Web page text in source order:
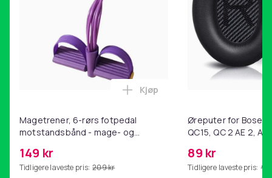
Magetrener, 6-rørs fotpedal
motstandsbånd - mage- og
hjemmegymnastikk Purple
149 kr
Tidligere laveste pris: 209 kr
Legg Magetrener, 6-rørs
Kjøp
Øreputer for Bose
QC15, QC 2 AE 2, AE
89 kr
Tidligere laveste pris: 99